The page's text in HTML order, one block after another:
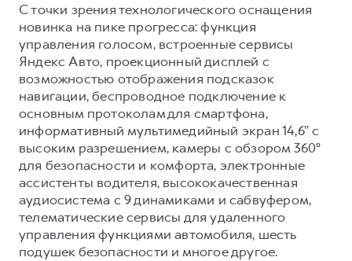
АКСЕССУАРЫ HAVAL
Автомобильные аксессуары
Коллекция PRO
Коллекция Базовая
Коллекция Детская
Коллекция PRO
Коллекция Базовая
Коллекция Детская
С точки зрения технологического оснащения
новинка на пике прогресса: функция
управления голосом, встроенные сервисы
Яндекс Авто, проекционный дисплей с
возможностью отображения подсказок
навигации, беспроводное подключение к
основным протоколам для смартфона,
информативный мультимедийный экран 14,6’’ с
высоким разрешением, камеры с обзором 360°
для безопасности и комфорта, электронные
ассистенты водителя, высококачественная
аудиосистема с 9 динамиками и сабвуфером,
телематические сервисы для удаленного
управления функциями автомобиля, шесть
подушек безопасности и многое другое.